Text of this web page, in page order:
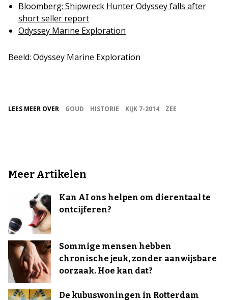
Bloomberg: Shipwreck Hunter Odyssey falls after
short seller report
Odyssey Marine Exploration
Beeld: Odyssey Marine Exploration
LEES MEER OVER GOUD HISTORIE KIJK 7-2014 ZEE
Meer Artikelen
Kan AI ons helpen om dierentaal te
ontcijferen?
Sommige mensen hebben
chronische jeuk, zonder aanwijsbare
oorzaak. Hoe kan dat?
De kubuswoningen in Rotterdam